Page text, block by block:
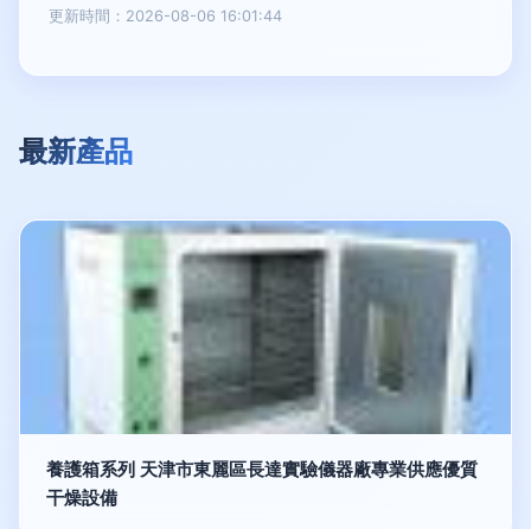
更新時間：2026-08-06 16:01:44
最新產品
養護箱系列 天津市東麗區長達實驗儀器廠專業供應優質
干燥設備